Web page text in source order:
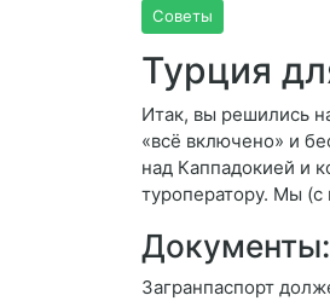
Советы
Турция
Итак, вы решились
«всё включено» и
над Каппадокией и
туроператору. Мы
Загранпаспорт